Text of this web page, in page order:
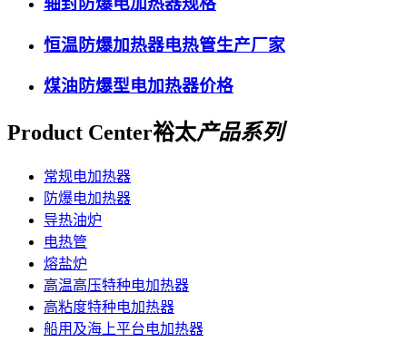
恒温防爆加热器电热管生产厂家
煤油防爆型电加热器价格
Product Center裕太产品系列
常规电加热器
防爆电加热器
导热油炉
电热管
熔盐炉
高温高压特种电加热器
高粘度特种电加热器
船用及海上平台电加热器